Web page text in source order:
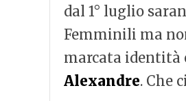
dal 1° luglio
Femminili ma
marcata identità
Alexandre. Che